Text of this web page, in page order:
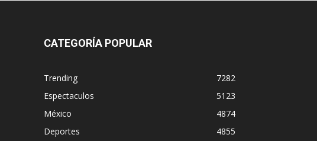
CATEGORÍA POPULAR
Trending
7282
Espectaculos
5123
México
4874
Deportes
4855